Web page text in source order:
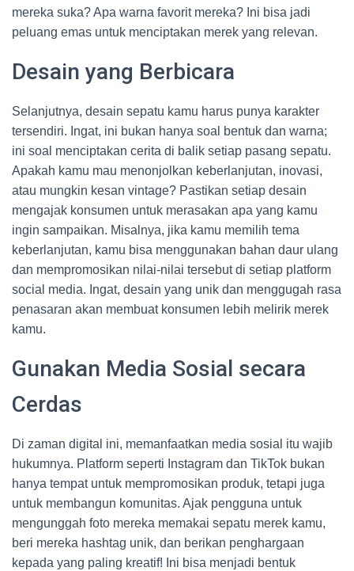
mereka suka? Apa warna favorit mereka? Ini bisa jadi
peluang emas untuk menciptakan merek yang relevan.
Desain yang Berbicara
Selanjutnya, desain sepatu kamu harus punya karakter
tersendiri. Ingat, ini bukan hanya soal bentuk dan warna;
ini soal menciptakan cerita di balik setiap pasang sepatu.
Apakah kamu mau menonjolkan keberlanjutan, inovasi,
atau mungkin kesan vintage? Pastikan setiap desain
mengajak konsumen untuk merasakan apa yang kamu
ingin sampaikan. Misalnya, jika kamu memilih tema
keberlanjutan, kamu bisa menggunakan bahan daur ulang
dan mempromosikan nilai-nilai tersebut di setiap platform
social media. Ingat, desain yang unik dan menggugah rasa
penasaran akan membuat konsumen lebih melirik merek
kamu.
Gunakan Media Sosial secara
Cerdas
Di zaman digital ini, memanfaatkan media sosial itu wajib
hukumnya. Platform seperti Instagram dan TikTok bukan
hanya tempat untuk mempromosikan produk, tetapi juga
untuk membangun komunitas. Ajak pengguna untuk
mengunggah foto mereka memakai sepatu merek kamu,
beri mereka hashtag unik, dan berikan penghargaan
kepada yang paling kreatif! Ini bisa menjadi bentuk